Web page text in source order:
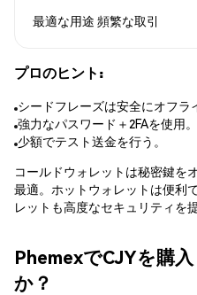
最適な用途 頻繁な取引
プロのヒント:
シードフレーズは安全にオフラ
強力なパスワード＋2FAを使用。
少額でテスト送金を行う。
コールドウォレットは秘密鍵を
最適。ホットウォレットは便利
レットも高度なセキュリティを
PhemexでCJYを購
か？